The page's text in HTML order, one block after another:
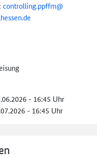
controlling.ppffm@
- 16:45 Uhr
- 16:45 Uhr